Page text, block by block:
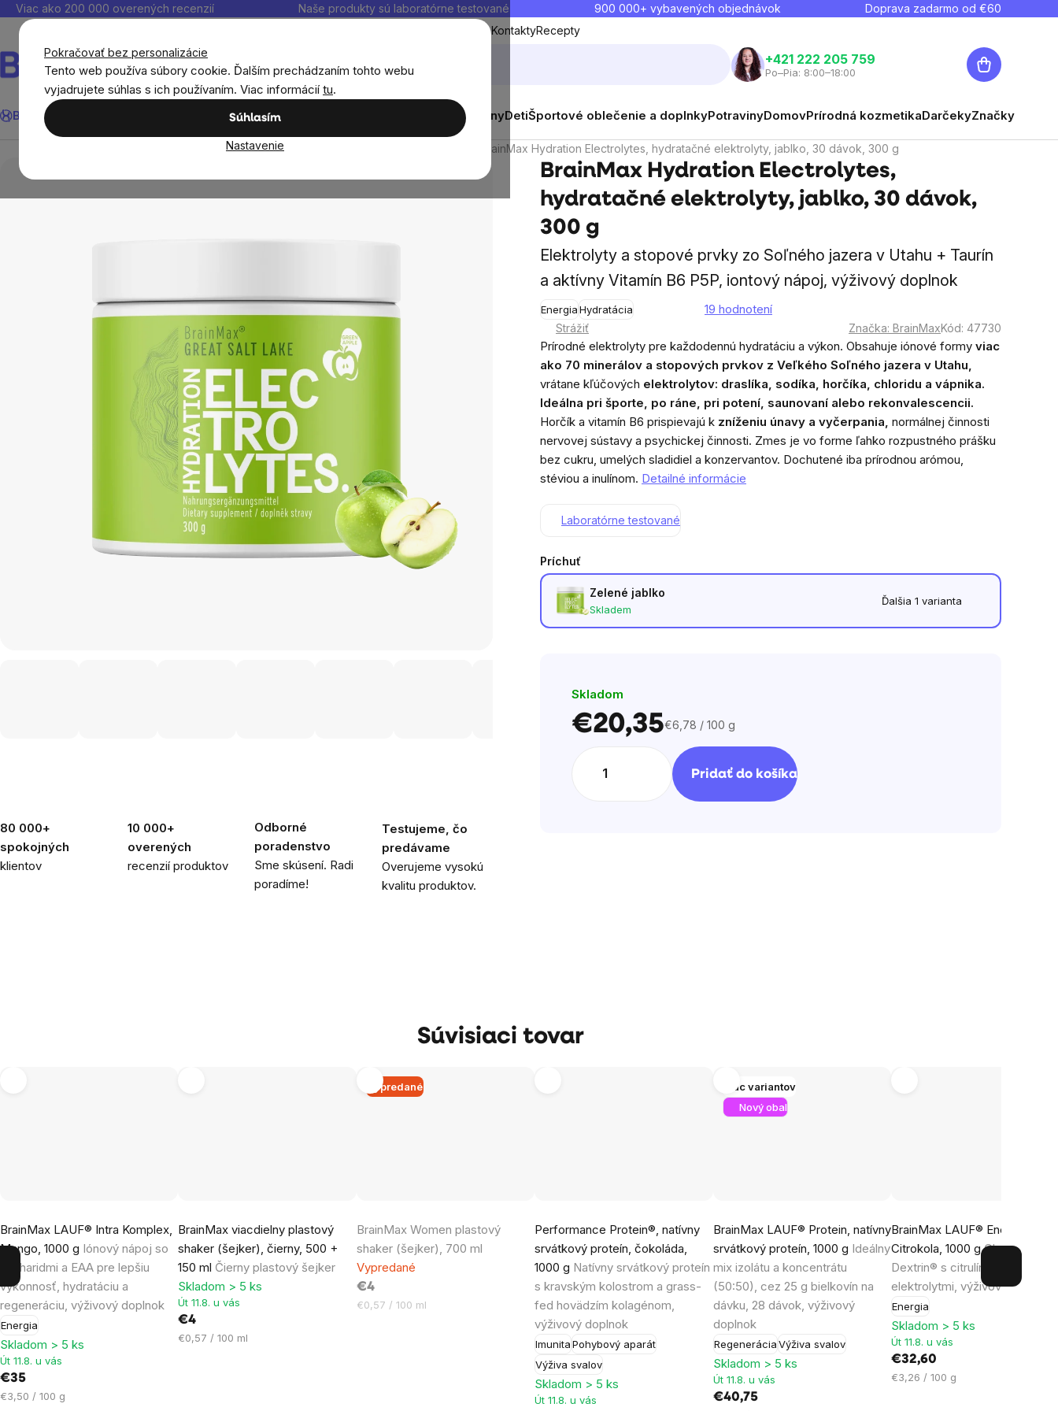
Pokračovať bez personalizácie
Tento web používa súbory cookie. Ďalším prechádzaním tohto webu
vyjadrujete súhlas s ich používaním. Viac informácií tu.
Súhlasím
Nastavenie
PrejsťViac ako 200 000 overených recenzií Naše produkty sú laboratórne testované 900 000+ vybavených objednávok Doprava zadarmo od €60
Doprava a platbaKontaktyRecepty
Hľadať
+421 222 205 759
Po–Pia: 8:00–18:00
Nákupný
košík
BrainMax® Výživové doplnky Muži ŽenyDetiŠportové oblečenie a doplnkyPotravinyDomovPrírodná kozmetikaDarčekyZnačky
BrainMax® výživové doplnky BrainMax Hydration Electrolytes, hydratačné elektrolyty, jablko, 30 dávok, 300 g
BrainMax Hydration Electrolytes,
hydratačné elektrolyty, jablko, 30 dávok,
300 g
Elektrolyty a stopové prvky zo Soľného jazera v Utahu + Taurín
a aktívny Vitamín B6 P5P, iontový nápoj, výživový doplnok
EnergiaHydratácia
produktu
je
4,8
z
5
hviezdičiek.
19 hodnotení
80 000+
spokojných
klientov
10 000+
overených
recenzií produktov
Odborné
poradenstvo
Sme skúsení. Radi
poradíme!
Testujeme, čo
predávame
Overujeme vysokú
kvalitu produktov.
Strážiť Značka: BrainMaxKód: 47730
Prírodné elektrolyty pre každodennú hydratáciu a výkon. Obsahuje iónové formy viac
ako 70 minerálov a stopových prvkov z Veľkého Soľného jazera v Utahu,
vrátane kľúčových elektrolytov: draslíka, sodíka, horčíka, chloridu a vápnika.
Ideálna pri športe, po ráne, pri potení, saunovaní alebo rekonvalescencii.
Horčík a vitamín B6 prispievajú k zníženiu únavy a vyčerpania, normálnej činnosti
nervovej sústavy a psychickej činnosti. Zmes je vo forme ľahko rozpustného prášku
bez cukru, umelých sladidiel a konzervantov. Dochutené iba prírodnou arómou,
stéviou a inulínom. Detailné informácie
Laboratórne testované
Príchuť
Zelené jablko
Skladem
Ďalšia 1 varianta
Skladom
€20,35 Jednotková
cena:
€6,78 / 100 g
Pridať do košíka
Súvisiaci tovar
BrainMax LAUF® Intra Komplex,
Mango, 1000 g Iónový nápoj so
sacharidmi a EAA pre lepšiu
výkonnosť, hydratáciu a
regeneráciu, výživový doplnok
Energia
hodnotenie
produktu
5,0
z
5
hviezdičiek.
Skladom > 5 ks
Út 11.8. u vás
€35
Jednotková
€3,50 / 100 g
BrainMax viacdielny plastový
shaker (šejker), čierny, 500 +
150 ml Čierny plastový šejker
hodnotenie
produktu
je
5,0
z
Skladom > 5 ks
Út 11.8. u vás
€4
Jednotková
€0,57 / 100 ml
Vypredané
BrainMax Women plastový
shaker (šejker), 700 ml
Vypredané
€4
Jednotková
€0,57 / 100 ml
Performance Protein®, natívny
srvátkový proteín, čokoláda,
1000 g Natívny srvátkový proteín
s kravským kolostrom a grass-
fed hovädzím kolagénom,
výživový doplnok
ImunitaPohybový aparát
Výživa svalov
hodnotenie
produktu
je
4,7
z
5
hviezdičiek.
Skladom > 5 ks
Út 11.8. u vás
Nový obal
Viac variantov
BrainMax LAUF® Protein, natívny
srvátkový proteín, 1000 g Ideálny
mix izolátu a koncentrátu
(50:50), cez 25 g bielkovín na
dávku, 28 dávok, výživový
doplnok
RegeneráciaVýživa svalov
hodnotenie
produktu
je
4,2
z
5
hviezdičiek.
Skladom > 5 ks
Út 11.8. u vás
€40,75
BrainMax LAUF® Energy,
Citrokola, 1000 gCluster
Dextrin® s citrulínom a
elektrolytmi, výživový doplnok
Energia
Skladom > 5 ks
Út 11.8. u vás
€32,60
Jednotková
€3,26 / 100 g